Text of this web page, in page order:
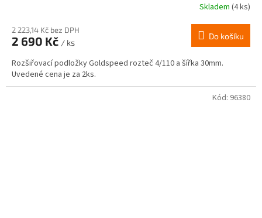
Skladem (4 ks)
2 223,14 Kč bez DPH
2 690 Kč / ks
Do košíku
Rozšiřovací podložky Goldspeed rozteč 4/110 a šířka 30mm.
Uvedené cena je za 2ks.
Kód: 96380